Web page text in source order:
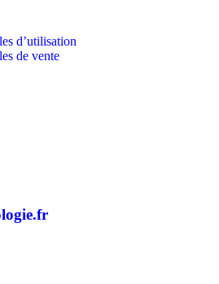
d’utilisation
de vente